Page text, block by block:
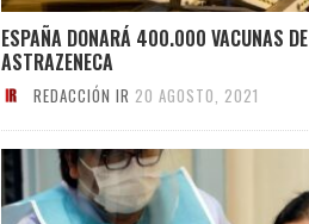
ESPAÑA DONARÁ 400.000 VACUNAS DE
ASTRAZENECA
REDACCIÓN IR 20 AGOSTO, 2021